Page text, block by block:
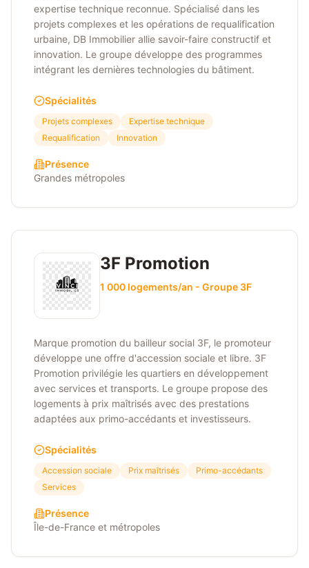
expertise technique reconnue. Spécialisé dans les
projets complexes et les opérations de requalification
urbaine, DB Immobilier allie savoir-faire constructif et
innovation. Le groupe développe des programmes
intégrant les dernières technologies du bâtiment.
Spécialités
Projets complexes
Expertise technique
Requalification
Innovation
Présence
Grandes métropoles
3F Promotion
1 000 logements/an - Groupe 3F
Marque promotion du bailleur social 3F, le promoteur
développe une offre d'accession sociale et libre. 3F
Promotion privilégie les quartiers en développement
avec services et transports. Le groupe propose des
logements à prix maîtrisés avec des prestations
adaptées aux primo-accédants et investisseurs.
Spécialités
Accession sociale Prix maîtrisés
Primo-accédants
Services
Présence
Île-de-France et métropoles